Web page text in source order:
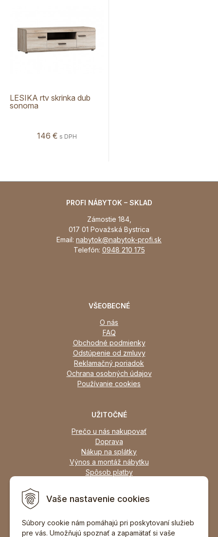
Vaše nastavenie cookies
Súbory cookie nám pomáhajú pri poskytovaní služieb
pre vás. Umožňujú spoznať a zapamätať si vaše
LESIKA rtv skrinka dub
sonoma
146 € s DPH
PROFI NÁBYTOK – SKLAD
Zámostie 184,
017 01 Považská Bystrica
Email: nabytok@nabytok-profi.sk
Telefón: 0948 210 175
VŠEOBECNÉ
O nás
FAQ
Obchodné podmienky
Odstúpenie od zmluvy
Reklamačný poriadok
Ochrana osobných údajov
Používanie cookies
UŽITOČNÉ
Prečo u nás nakupovať
Doprava
Nákup na splátky
Výnos a montáž nábytku
Spôsob platby
Zariadime všetky typy interiérov
DOPORUČIŤ ZNÁMEMU